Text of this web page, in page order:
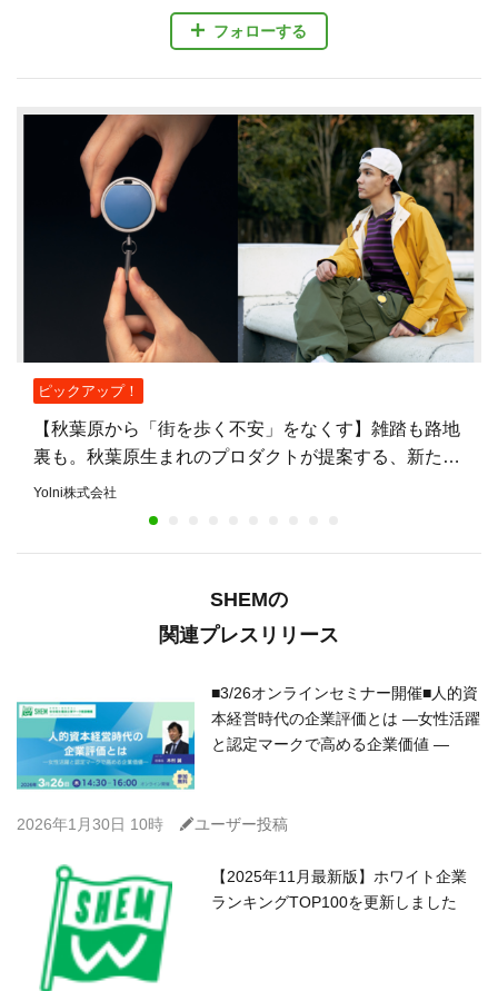
フォローする
ピックアップ！
【秋葉原から「街を歩く不安」をなくす】雑踏も路地
裏も。秋葉原生まれのプロダクトが提案する、新たな
安心のまちづくり
Yolni株式会社
SHEMの
関連プレスリリース
■3/26オンラインセミナー開催■人的資
本経営時代の企業評価とは ―女性活躍
と認定マークで高める企業価値 ―
2026年1月30日 10時 Cユーザー投稿
【2025年11月最新版】ホワイト企業
ランキングTOP100を更新しました